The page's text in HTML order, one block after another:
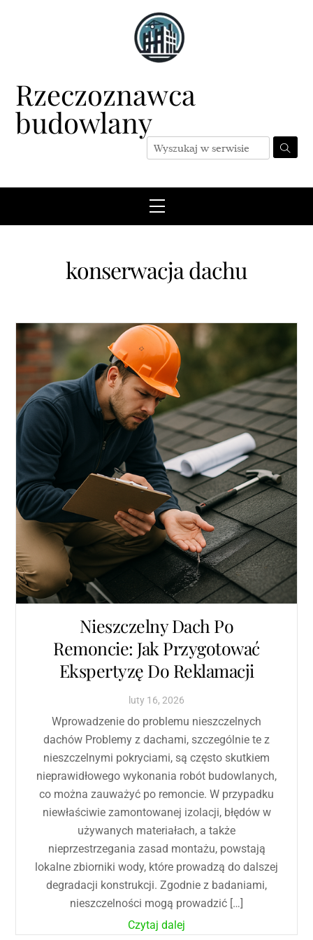
Rzeczoznawca
budowlany
Menu
konserwacja dachu
Nieszczelny Dach Po
Remoncie: Jak Przygotować
Ekspertyzę Do Reklamacji
luty 16, 2026
Wprowadzenie do problemu nieszczelnych
dachów Problemy z dachami, szczególnie te z
nieszczelnymi pokryciami, są często skutkiem
nieprawidłowego wykonania robót budowlanych,
co można zauważyć po remoncie. W przypadku
niewłaściwie zamontowanej izolacji, błędów w
używanych materiałach, a także
nieprzestrzegania zasad montażu, powstają
lokalne zbiorniki wody, które prowadzą do dalszej
degradacji konstrukcji. Zgodnie z badaniami,
nieszczelności mogą prowadzić […]
Czytaj dalej